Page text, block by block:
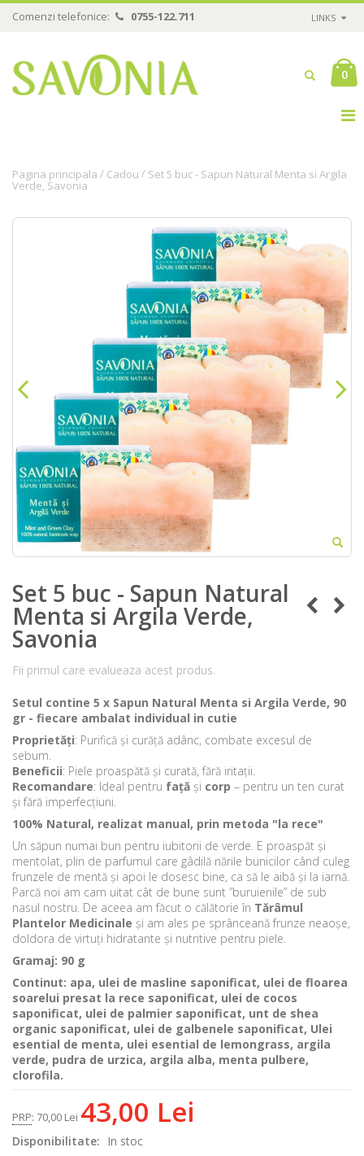
Comenzi telefonice: 0755-122.711 LINKS
0
Pagina principala / Cadou / Set 5 buc - Sapun Natural Menta si Argila
Verde, Savonia
Set 5 buc - Sapun Natural
Menta si Argila Verde,
Savonia
Fii primul care evalueaza acest produs.
Setul contine 5 x Sapun Natural Menta si Argila Verde, 90
gr - fiecare ambalat individual in cutie
Proprietăți: Purifică și curăță adânc, combate excesul de
sebum.
Beneficii: Piele proaspătă și curată, fără iritații.
Recomandare: Ideal pentru față și corp – pentru un ten curat
și fără imperfecțiuni.
100% Natural, realizat manual, prin metoda "la rece"
Un săpun numai bun pentru iubitorii de verde. E proaspăt și
mentolat, plin de parfumul care gâdilă nările bunicilor când culeg
frunzele de mentă și apoi le dosesc bine, ca să le aibă și la iarnă.
Parcă noi am cam uitat cât de bune sunt ”buruienile” de sub
nasul nostru. De aceea am făcut o călătorie în Tărâmul
Plantelor Medicinale și am ales pe sprânceană frunze neaoșe,
doldora de virtuți hidratante și nutritive pentru piele.
Gramaj: 90 g
Continut: apa, ulei de masline saponificat, ulei de floarea
soarelui presat la rece saponificat, ulei de cocos
saponificat, ulei de palmier saponificat, unt de shea
organic saponificat, ulei de galbenele saponificat, Ulei
esential de menta, ulei esential de lemongrass, argila
verde, pudra de urzica, argila alba, menta pulbere,
clorofila.
PRP: 70,00 Lei 43,00 Lei
Disponibilitate: In stoc